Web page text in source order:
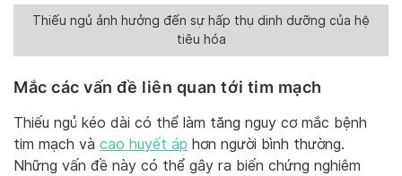
Thiếu ngủ ảnh hưởng đến sự hấp thụ dinh dưỡng của hệ
tiêu hóa
Mắc các vấn đề liên quan tới tim mạch
Thiếu ngủ kéo dài có thể làm tăng nguy cơ mắc bệnh
tim mạch và cao huyết áp hơn người bình thường.
Những vấn đề này có thể gây ra biến chứng nghiêm